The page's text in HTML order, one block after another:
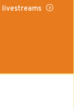
livestreams